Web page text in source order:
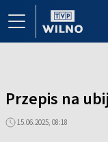
Przepis na
15.06.2025, 08:18